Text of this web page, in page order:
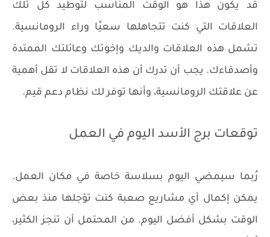
قد يكون هذا هو الوقت المناسب لتوطيد كل تلك
العلاقات التي كنت تتجاهلها سعيًا وراء الرومانسية.
تشمل هذه العلاقات والديك وإخوتك وعائلتك الممتدة
وأصدقاءك. يجب أن تدرك أن هذه العلاقات لا تقل أهمية
عن علاقتك الرومانسية، وأنها توفر لك نظام دعم قيم.
توقعات برج الأسد اليوم في العمل
رُبما سيمضي اليوم بسلاسة خاصة في مكان العمل.
يمكن إكمال أي مشاريع صعبة كنت تؤجلها منذ بعض
الوقت بشكل أفضل اليوم. من المحتمل أن تنجز الكثير،